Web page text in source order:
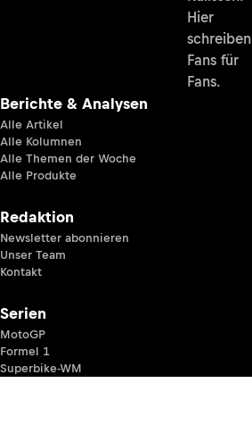
Hier
schreiben
Fans für
Fans.
Berichte & Analysen
Alle Artikel
Alle Kolumnen
Alle Themen der Woche
Alle Produkte
Redaktion
Newsletter abonnieren
Unser Team
Kontakt
Serien
MotoGP
Formel 1
Superbike-WM